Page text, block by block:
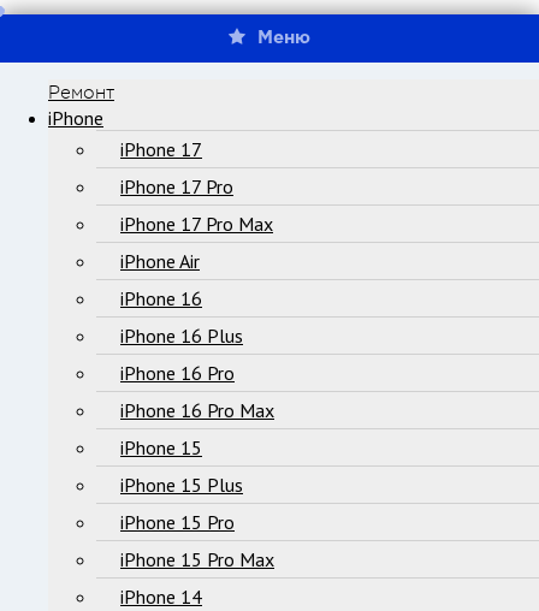
Меню
Ремонт
iPhone
iPhone 17
iPhone 17 Pro
iPhone 17 Pro Max
iPhone Air
iPhone 16
iPhone 16 Plus
iPhone 16 Pro
iPhone 16 Pro Max
iPhone 15
iPhone 15 Plus
iPhone 15 Pro
iPhone 15 Pro Max
iPhone 14